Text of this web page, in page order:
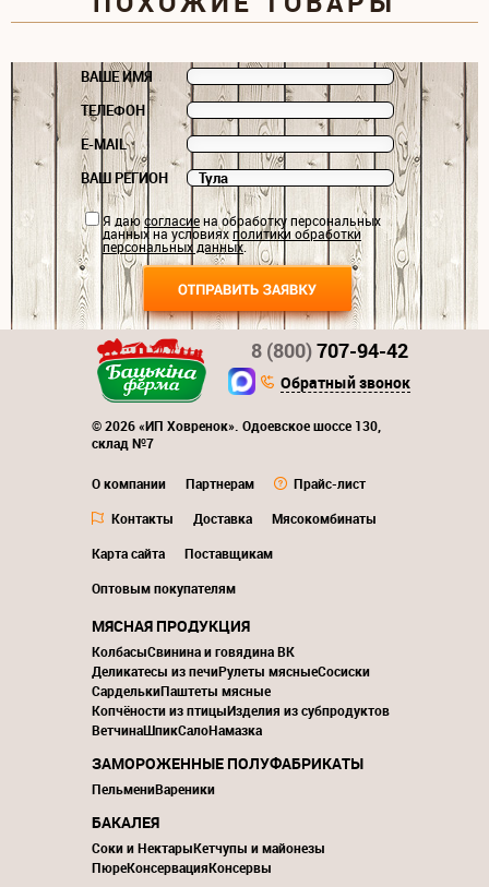
ВАШЕ ИМЯ
ТЕЛЕФОН
E-MAIL
ВАШ РЕГИОН
Я даюсогласиена обработку персональных
данных на условияхполитики обработки
персональных данных.
© 2026 «ИП Ховренок». Одоевское шоссе 130,
склад №7
О компании Партнерам
Прайс-лист
Контакты
Доставка
Мясокомбинаты
Карта сайта
Поставщикам
Оптовым покупателям
8 (800)707-94-42
Обратный звонок
МЯСНАЯ ПРОДУКЦИЯ
КолбасыСвинина и говядина ВК
Деликатесы из печиРулеты мясныеСосиски
СарделькиПаштеты мясные
Копчёности из птицыИзделия из субпродуктов
ВетчинаШпикСалоНамазка
ЗАМОРОЖЕННЫЕ ПОЛУФАБРИКАТЫ
ПельмениВареники
БАКАЛЕЯ
Соки и НектарыКетчупы и майонезы
ПюреКонсервацияКонсервы